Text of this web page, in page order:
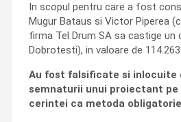
In scopul pentru care a fost
Mugur Bataus si Victor Piperea
firma Tel Drum SA sa castige
Dobrotesti), in valoare de
Au fost falsificate si
semnaturii unui proiectant
cerintei ca metoda